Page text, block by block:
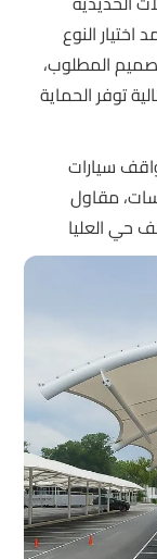
النوع
المطلوب،
توفر الحماية
سيارات
مقاول
حي العليا